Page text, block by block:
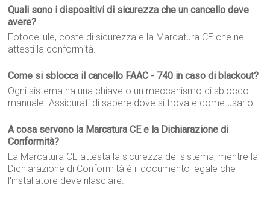
Quali sono i dispositivi di sicurezza che un cancello deve
avere?
Fotocellule, coste di sicurezza e la Marcatura CE che ne
attesti la conformità.
Come si sblocca il cancello FAAC - 740 in caso di blackout?
Ogni sistema ha una chiave o un meccanismo di sblocco
manuale. Assicurati di sapere dove si trova e come usarlo.
A cosa servono la Marcatura CE e la Dichiarazione di
Conformità?
La Marcatura CE attesta la sicurezza del sistema, mentre la
Dichiarazione di Conformità è il documento legale che
l'installatore deve rilasciare.